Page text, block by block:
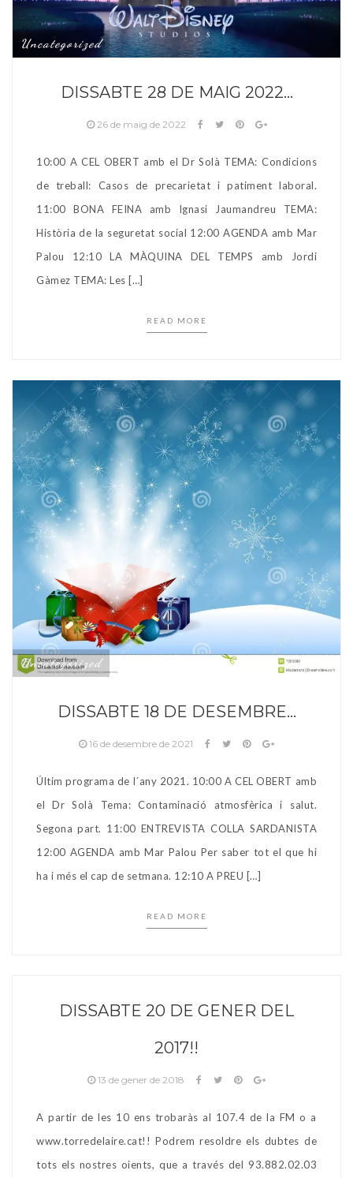
Uncategorized
DISSABTE 28 DE MAIG 2022…
26 de maig de 2022
10:00 A CEL OBERT amb el Dr Solà TEMA: Condicions
de treball: Casos de precarietat i patiment laboral.
11:00 BONA FEINA amb Ignasi Jaumandreu TEMA:
Història de la seguretat social 12:00 AGENDA amb Mar
Palou 12:10 LA MÀQUINA DEL TEMPS amb Jordi
Gàmez TEMA: Les […]
READ MORE
Uncategorized
DISSABTE 18 DE DESEMBRE…
16 de desembre de 2021
Últim programa de l´any 2021. 10:00 A CEL OBERT amb
el Dr Solà Tema: Contaminació atmosfèrica i salut.
Segona part. 11:00 ENTREVISTA COLLA SARDANISTA
12:00 AGENDA amb Mar Palou Per saber tot el que hi
ha i més el cap de setmana. 12:10 A PREU […]
READ MORE
DISSABTE 20 DE GENER DEL
2017!!
13 de gener de 2018
A partir de les 10 ens trobaràs al 107.4 de la FM o a
www.torredelaire.cat!! Podrem resoldre els dubtes de
tots els nostres oients, que a través del 93.882.02.03